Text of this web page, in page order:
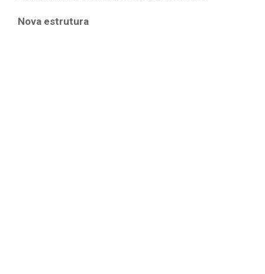
Nova estrutura